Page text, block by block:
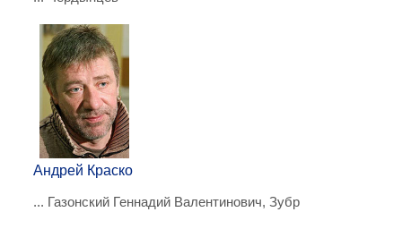
Андрей Краско
... Газонский Геннадий Валентинович, Зубр